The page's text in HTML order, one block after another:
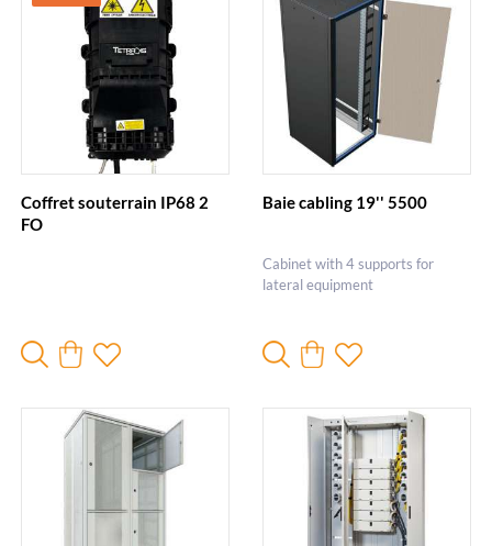
Coffret souterrain IP68 2
FO
Baie cabling 19'' 5500
Cabinet with 4 supports for
lateral equipment